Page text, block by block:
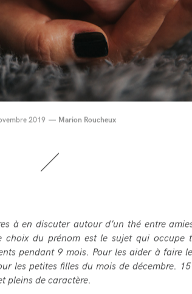
2019 Marion Roucheux
à en discuter autour d’un thé entre
choix du prénom est le sujet qui occupe
pendant 9 mois. Pour les aider à faire
les petites filles du mois de décembre.
pleins de caractère.